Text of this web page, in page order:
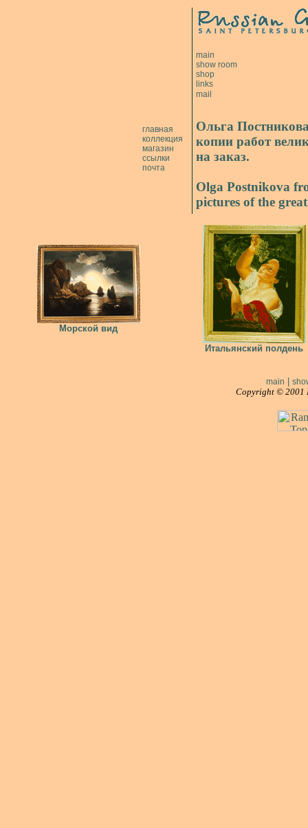
главная
коллекция
магазин
cсылки
почта
main
show room
shop
links
mail
Ольга
копии работ
на заказ.
Olga Postnikova
pictures of the
Морской вид
Итальянский полдень
main
Copyright © 2001